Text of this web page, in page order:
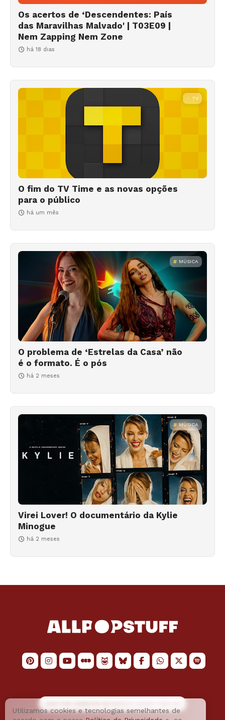
Os acertos de ‘Descendentes: País
das Maravilhas Malvado' | T03E09 |
Nem Zapping Nem Zone
há 18 dias
TV
O fim do TV Time e as novas opções
para o público
há um mês
MÚSICA
O problema de ‘Estrelas da Casa’ não
é o formato. É o pós
há 2 meses
MÚSICA
Virei Lover! O documentário da Kylie
Minogue
há 2 meses
Utilizamos cookies e tecnologias semelhantes de